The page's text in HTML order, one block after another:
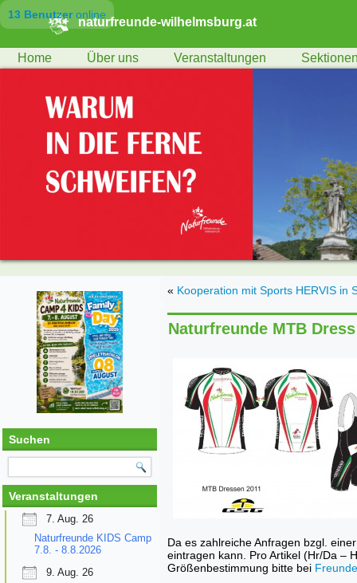
13 Benutzeronline
naturfreunde-wilhelmsburg.at
Home Über uns Veranstaltungen
Suchen
Veranstaltungen
7. Aug. 26
Naturfreunde KIDS Camp
7.8. - 8.8.2026
9. Aug. 26
« Kooperation mit Sports HERVIS in
Naturfreunde MTB
Da es zahlreiche Anfragen bzgl.
eintragen kann. Pro Artikel (Hr/Da –
Größenbestimmung bitte bei